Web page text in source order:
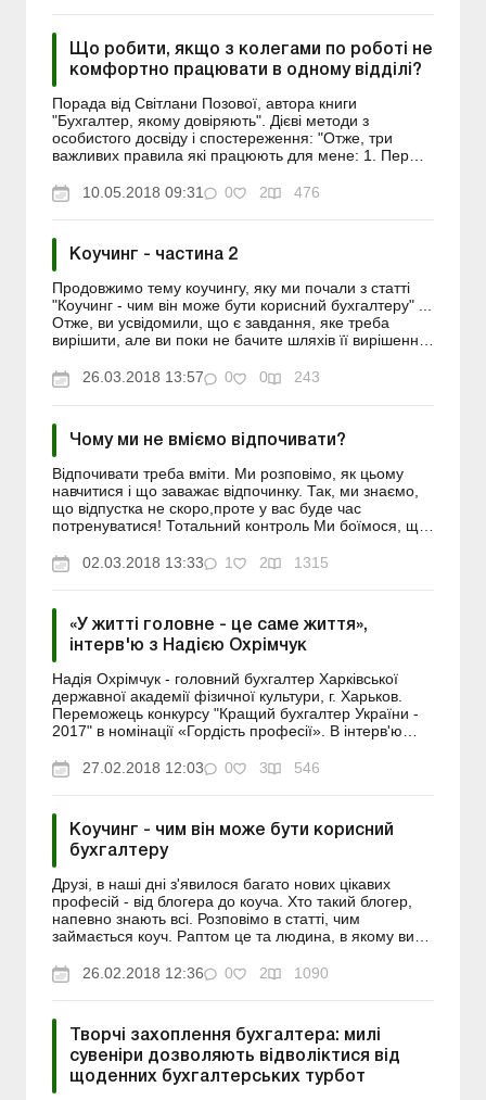
Що робити, якщо з колегами по роботі не
комфортно працювати в одному відділі?
Порада від Світлани Позової, автора книги
"Бухгалтер, якому довіряють". Дієві методи з
особистого досвіду і спостереження: "Отже, три
важливих правила які працюють для мене: 1. Перш
намагатися їх перероб...
10.05.2018 09:31 0 2 476
Коучинг - частина 2
Продовжимо тему коучингу, яку ми почали з статті
"Коучинг - чим він може бути корисний бухгалтеру" ...
Отже, ви усвідомили, що є завдання, яке треба
вирішити, але ви поки не бачите шляхів її вирішення.
26.03.2018 13:57
0 0 243
Чому ми не вміємо відпочивати?
Відпочивати треба вміти. Ми розповімо, як цьому
навчитися і що заважає відпочинку. Так, ми знаємо,
що відпустка не скоро,проте у вас буде час
потренуватися! Тотальний контроль Ми боїмося, що
планів, т...
02.03.2018 13:33 1 2 1315
«У житті головне - це саме життя»,
інтерв'ю з Надією Охрімчук
Надія Охрімчук - головний бухгалтер Харківської
державної академії фізичної культури, г. Харьков.
Переможець конкурсу "Кращий бухгалтер України -
2017" в номінації «Гордість професії». В інтерв'ю
27.02.2018 12:03
0 3 546
Коучинг - чим він може бути корисний
бухгалтеру
Друзі, в наші дні з'явилося багато нових цікавих
професій - від блогера до коуча. Хто такий блогер,
напевно знають всі. Розповімо в статті, чим
займається коуч. Раптом це та людина, в якому ви
Анг...26.02.2018 12:36 0 2 1090
Творчі захоплення бухгалтера: милі
сувеніри дозволяють відволіктися від
щоденних бухгалтерських турбот